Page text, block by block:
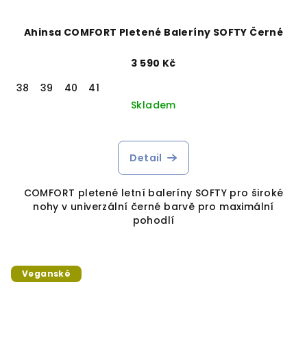
Ahinsa COMFORT Pletené Baleríny SOFTY Černé
3 590 Kč
38
39 40
41
Skladem
Detail
COMFORT pletené letní baleríny SOFTY pro široké
nohy v univerzální černé barvě pro maximální
pohodlí
Veganské